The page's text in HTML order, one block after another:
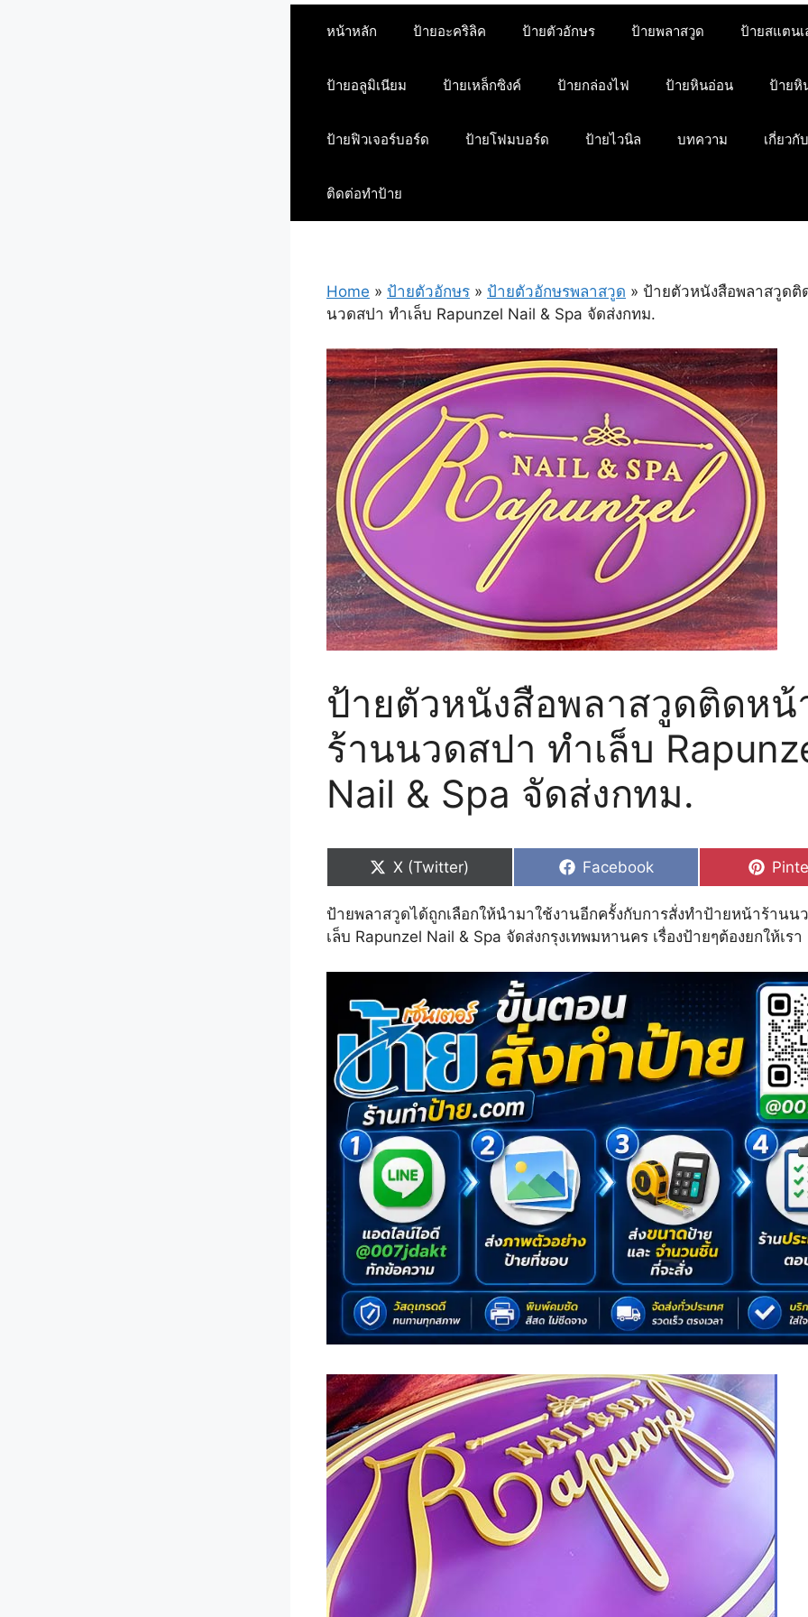
หน้าหลัก ป้ายอะคริลิค ป้ายตัวอักษร ป้ายพลาสวูด ป้ายสแตนเ
ป้ายอลูมิเนียม ป้ายเหล็กซิงค์ ป้ายกล่องไฟ ป้ายหินอ่อน ป้ายหิ
ป้ายฟิวเจอร์บอร์ด ป้ายโฟมบอร์ด ป้ายไวนิล บทความ เกี่ยวกั
ติดต่อทำป้าย
Home » ป้ายตัวอักษร » ป้ายตัวอักษรพลาสวูด » ป้ายตัวหนังสือพลาสวูดติ
นวดสปา ทำเล็บ Rapunzel Nail & Spa จัดส่งกทม.
ป้ายตัวหนังสือพลาสวูดติดหน้
ร้านนวดสปา ทำเล็บ
Nail & Spa จัดส่งกทม.
Share
X (Twitter)
Share
Facebook
ป้ายพลาสวูดได้ถูกเลือกให้นำมาใช้งานอีกครั้งกับการสั่งทำป้ายหน้าร้านน
เล็บ Rapunzel Nail & Spa จัดส่งกรุงเทพมหานคร เรื่องป้ายๆต้องยกให้เรา